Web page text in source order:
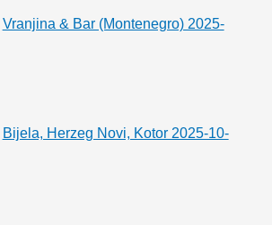
Vranjina & Bar (Montenegro) 2025-
Bijela, Herzeg Novi, Kotor 2025-10-